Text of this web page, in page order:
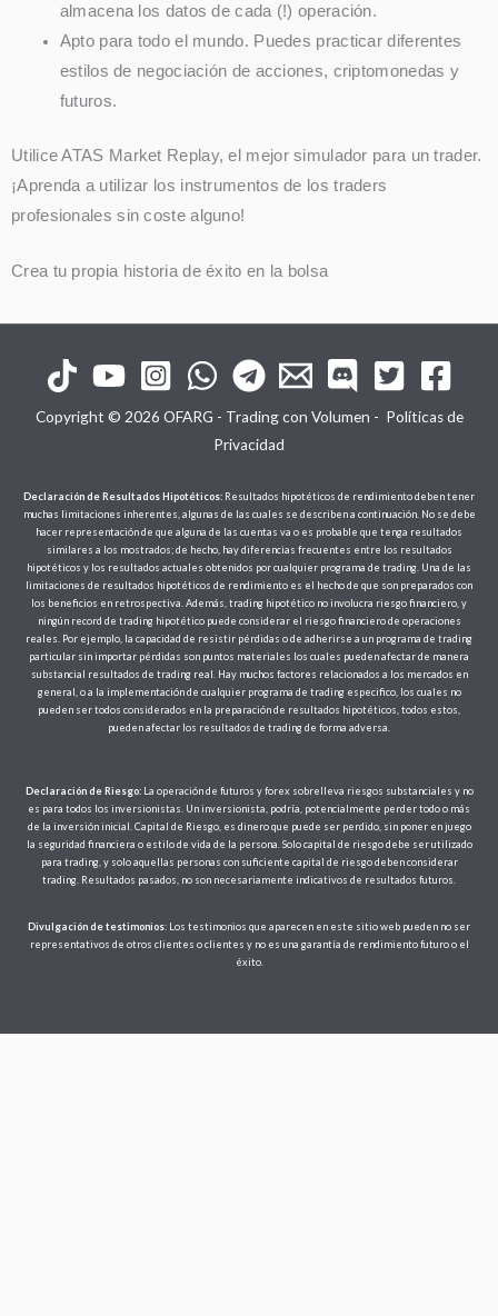
almacena los datos de cada (!) operación.
Apto para todo el mundo. Puedes practicar diferentes
estilos de negociación de acciones, criptomonedas y
futuros.
Utilice ATAS Market Replay, el mejor simulador para un trader.
¡Aprenda a utilizar los instrumentos de los traders
profesionales sin coste alguno!
Crea tu propia historia de éxito en la bolsa
Copyright © 2026 OFARG - Trading con Volumen - Políticas de
Privacidad
Declaración de Resultados Hipotéticos: Resultados hipotéticos de rendimiento deben tener
muchas limitaciones inherentes, algunas de las cuales se describen a continuación. No se debe
hacer representación de que alguna de las cuentas va o es probable que tenga resultados
similares a los mostrados; de hecho, hay diferencias frecuentes entre los resultados
hipotéticos y los resultados actuales obtenidos por cualquier programa de trading. Una de las
limitaciones de resultados hipotéticos de rendimiento es el hecho de que son preparados con
los beneficios en retrospectiva. Además, trading hipotético no involucra riesgo financiero, y
ningún record de trading hipotético puede considerar el riesgo financiero de operaciones
reales. Por ejemplo, la capacidad de resistir pérdidas o de adherirse a un programa de trading
particular sin importar pérdidas son puntos materiales los cuales pueden afectar de manera
substancial resultados de trading real. Hay muchos factores relacionados a los mercados en
general, o a la implementación de cualquier programa de trading especifico, los cuales no
pueden ser todos considerados en la preparación de resultados hipotéticos, todos estos,
pueden afectar los resultados de trading de forma adversa.
Declaración de Riesgo:La operación de futuros y forex sobrelleva riesgos substanciales y no
es para todos los inversionistas. Un inversionista, podría, potencialmente perder todo o más
de la inversión inicial. Capital de Riesgo, es dinero que puede ser perdido, sin poner en juego
la seguridad financiera o estilo de vida de la persona. Solo capital de riesgo debe ser utilizado
para trading, y solo aquellas personas con suficiente capital de riesgo deben considerar
trading. Resultados pasados, no son necesariamente indicativos de resultados futuros.
Divulgación de testimonios: Los testimonios que aparecen en este sitio web pueden no ser
representativos de otros clientes o clientes y no es una garantía de rendimiento futuro o el
éxito.